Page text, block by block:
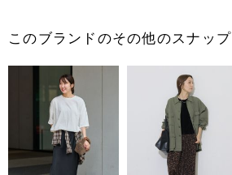
このブランドのその他のスナップ